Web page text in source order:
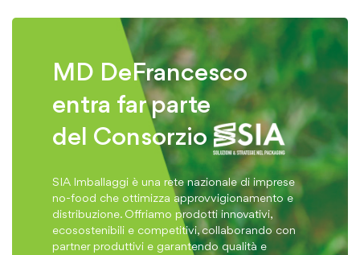
MD DeFrancesco
entra far parte
del Consorzio
SIA Imballaggi è una rete nazionale di imprese
no-food che ottimizza approvvigionamento e
distribuzione. Offriamo prodotti innovativi,
ecosostenibili e competitivi, collaborando con
partner produttivi e garantendo qualità e